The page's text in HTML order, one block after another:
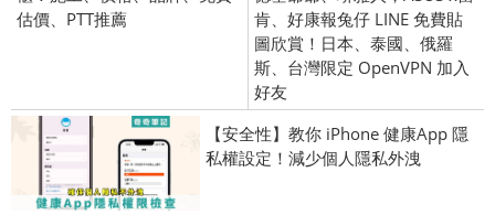
估價、PTT推薦
肯、好康報兔仔 LINE 免費貼
圖欣賞！日本、泰國、俄羅
斯、台灣限定 OpenVPN 加入
好友
【安全性】教你 iPhone 健康App 隱
私權設定！減少個人隱私外洩